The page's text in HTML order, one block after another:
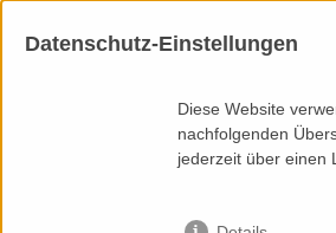
Memberships
Datenschutz-Einstellungen
Diese Website
nachfolgenden
jederzeit über einen